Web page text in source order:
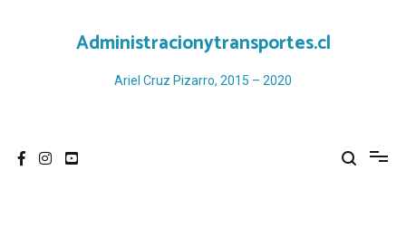
Administracionytransportes.cl
Ariel Cruz Pizarro, 2015 – 2020